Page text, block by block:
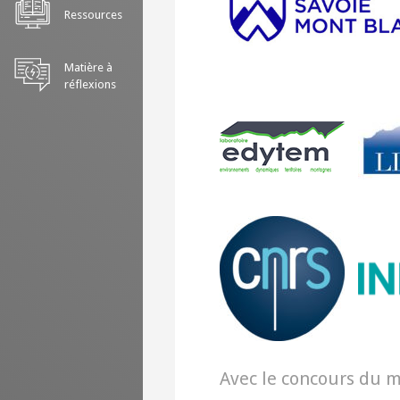
Ressources
Matière à
réflexions
Avec le concours du